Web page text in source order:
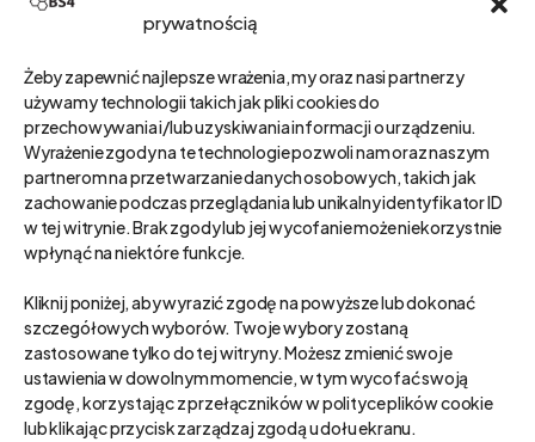
prywatnością
Żeby zapewnić najlepsze wrażenia, my oraz nasi partnerzy
używamy technologii takich jak pliki cookies do
przechowywania i/lub uzyskiwania informacji o urządzeniu.
Wyrażenie zgody na te technologie pozwoli nam oraz naszym
partnerom na przetwarzanie danych osobowych, takich jak
zachowanie podczas przeglądania lub unikalny identyfikator ID
w tej witrynie. Brak zgody lub jej wycofanie może niekorzystnie
wpłynąć na niektóre funkcje.
Kliknij poniżej, aby wyrazić zgodę na powyższe lub dokonać
szczegółowych wyborów. Twoje wybory zostaną
zastosowane tylko do tej witryny. Możesz zmienić swoje
ustawienia w dowolnym momencie, w tym wycofać swoją
zgodę, korzystając z przełączników w polityce plików cookie
lub klikając przycisk zarządzaj zgodą u dołu ekranu.
Jak wygląda interfejs programu bs4 mentor?
Gdzie, co znaleźć w programie?